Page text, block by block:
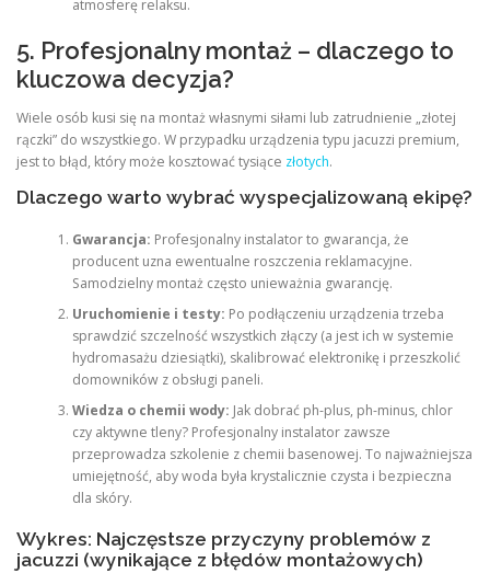
atmosferę relaksu.
5. Profesjonalny montaż – dlaczego to
kluczowa decyzja?
Wiele osób kusi się na montaż własnymi siłami lub zatrudnienie „złotej
rączki” do wszystkiego. W przypadku urządzenia typu jacuzzi premium,
jest to błąd, który może kosztować tysiące złotych.
Dlaczego warto wybrać wyspecjalizowaną ekipę?
Gwarancja: Profesjonalny instalator to gwarancja, że
producent uzna ewentualne roszczenia reklamacyjne.
Samodzielny montaż często unieważnia gwarancję.
Uruchomienie i testy: Po podłączeniu urządzenia trzeba
sprawdzić szczelność wszystkich złączy (a jest ich w systemie
hydromasażu dziesiątki), skalibrować elektronikę i przeszkolić
domowników z obsługi paneli.
Wiedza o chemii wody: Jak dobrać ph-plus, ph-minus, chlor
czy aktywne tleny? Profesjonalny instalator zawsze
przeprowadza szkolenie z chemii basenowej. To najważniejsza
umiejętność, aby woda była krystalicznie czysta i bezpieczna
dla skóry.
Wykres: Najczęstsze przyczyny problemów z
jacuzzi (wynikające z błędów montażowych)